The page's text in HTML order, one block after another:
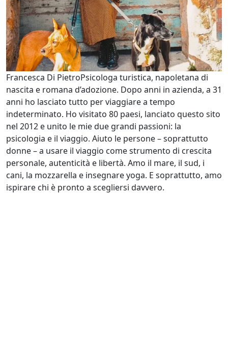
Francesca Di PietroPsicologa turistica, napoletana di
nascita e romana d’adozione. Dopo anni in azienda, a 31
anni ho lasciato tutto per viaggiare a tempo
indeterminato. Ho visitato 80 paesi, lanciato questo sito
nel 2012 e unito le mie due grandi passioni: la
psicologia e il viaggio. Aiuto le persone – soprattutto
donne – a usare il viaggio come strumento di crescita
personale, autenticità e libertà. Amo il mare, il sud, i
cani, la mozzarella e insegnare yoga. E soprattutto, amo
ispirare chi è pronto a scegliersi davvero.